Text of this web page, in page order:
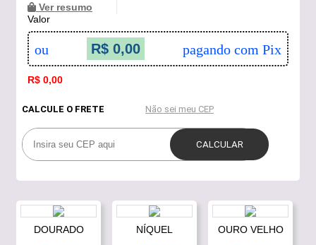
Ver resumo
Valor
ou R$ 0,00 pagando com Pix
R$ 0,00
DOURADO
NÍQUEL
OURO VELHO